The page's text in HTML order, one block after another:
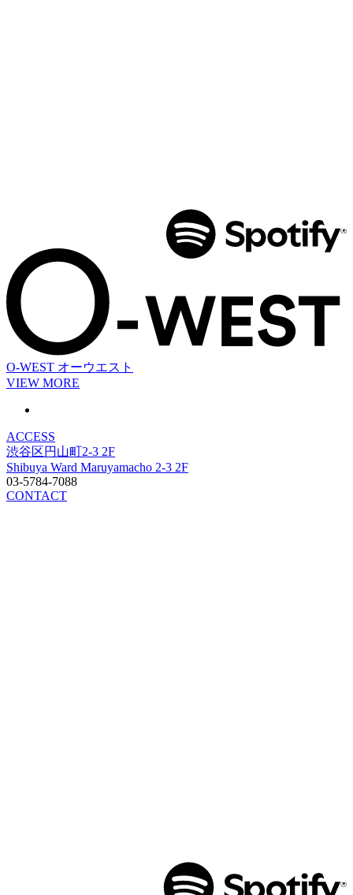
O-WEST オーウエスト
VIEW MORE
ACCESS
渋谷区円山町2-3 2F
Shibuya Ward Maruyamacho 2-3 2F
03-5784-7088
CONTACT